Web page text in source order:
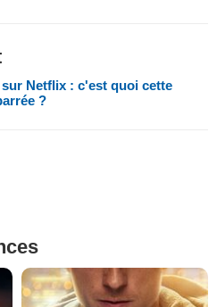
Netflix : c'est quoi cette
?